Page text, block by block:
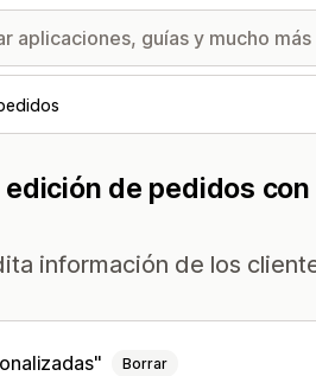
de pedidos
información de los
Borrar